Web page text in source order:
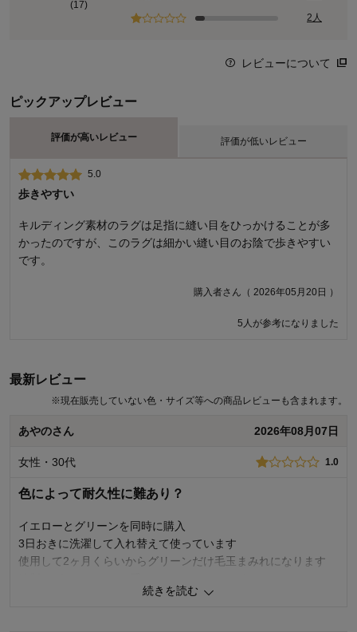
(17)
2人
レビューについて
ピックアップレビュー
評価が高いレビュー 評価が低いレビュー
5.0
歩きやすい
キルディング素材のラグは足指に縫い目をひっかけることが多
かったのですが、このラグは細かい縫い目のお陰で歩きやすい
です。
購入者さん（ 2026年05月20日 ）
5人が参考になりました
1.0
縫製が汚い
ベルメゾンで初めてラグを購入しましたが、縫製の粗さに驚き
ました デザインはとても可愛いのですが、表面・中綿・裏地を
縫い合わせるステッチ部分の糸が、二重・三重になっていた
あります 色がカラフルなだけにとても目立ちます 直線を縫うだ
感じました このまま使うと糸の切れた部分からほつれてくるか
同じ品質のものが届くだけだと思うのでこのまま使用します デ
ザインがいいだけに縫製の品質と検品レベルが非常に残念です
あんこさん（ 2026年06月10日 ）
お届け商品の縫製仕様に不備があったとのこと、誠に申し訳ございま
せん。 不良品については、ご使用後であってもお届け後6か月間は返
センターまでご連絡をいただけますよう、お願いいたします。 商品は
生産後、弊社品質基準に基づき検品のうえ出荷をしておりますが、再
発防止に向けて生産工場と品質の向上に努めるとともに、検品時の品
い商品をお届けできるよう努力をしてまいります。貴重なご意見あり
最新レビュー
※現在販売していない色・サイズ等への商品レビューも含まれます。
あやのさん 2026年08月07日
女性・30代 1.0
色によって耐久性に難あり？
イエローとグリーンを同時に購入
3日おきに洗濯して入れ替えて使っています
使用して2ヶ月くらいからグリーンだけ毛玉まみれになります
ロットの差なのかもしれませんが
続きを読む